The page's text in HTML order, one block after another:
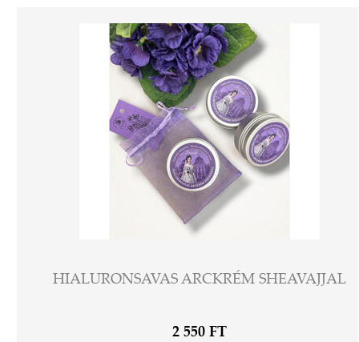
HIALURONSAVAS ARCKRÉM SHEAVAJJAL
2 550 FT